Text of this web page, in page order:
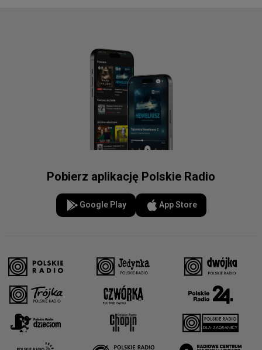
Pobierz aplikację Polskie Radio
Google Play App Store